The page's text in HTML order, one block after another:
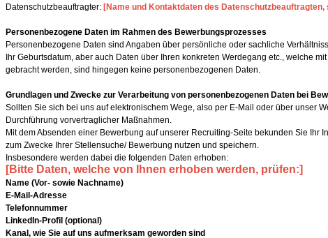
Datenschutzbeauftragter: [Name und Kontaktdaten des
Personenbezogene Daten im Rahmen des Bewerbungsprozesses
Personenbezogene Daten sind Angaben über persönliche oder sachliche
Ihr Geburtsdatum, aber auch Daten über Ihren konkreten Werdegang etc., welche
gebracht werden, sind hingegen keine personenbezogenen Daten.
Grundlagen und Zwecke zur Verarbeitung von personenbezogenen Daten bei
Sollten Sie sich bei uns auf elektronischem Wege, also per E-Mail oder über unser
Durchführung vorvertraglicher Maßnahmen.
Mit dem Absenden einer Bewerbung auf unserer Recruiting-Seite bekunden Sie
zum Zwecke Ihrer Stellensuche/ Bewerbung nutzen und speichern.
Insbesondere werden dabei die folgenden Daten erhoben:
[Bitte Daten, welche von Ihnen erhoben werden, prüfen:]
Name (Vor- sowie Nachname)
E-Mail-Adresse
Telefonnummer
LinkedIn-Profil (optional)
Kanal, wie Sie auf uns aufmerksam geworden sind